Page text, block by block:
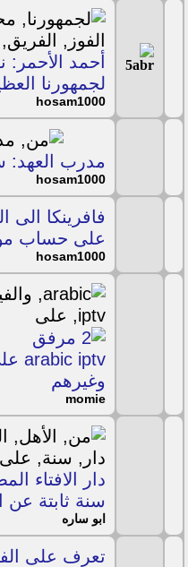
أحمد الأحمر:
لجمهورنا
hosam1000
مدرب العهد:
hosam1000
فافرينكا الى
على حساب
hosam1000
وغيرهم
momie
دار الافتاء
سنة ثابتة عن
ابو ساره
تعرف على